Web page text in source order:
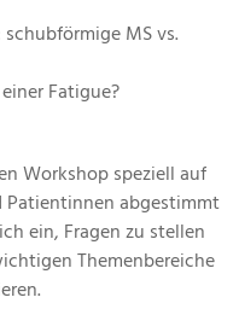
MS vs.
Fatigue?
Workshop speziell auf
Patientinnen abgestimmt
ein, Fragen zu stellen
Themenbereiche